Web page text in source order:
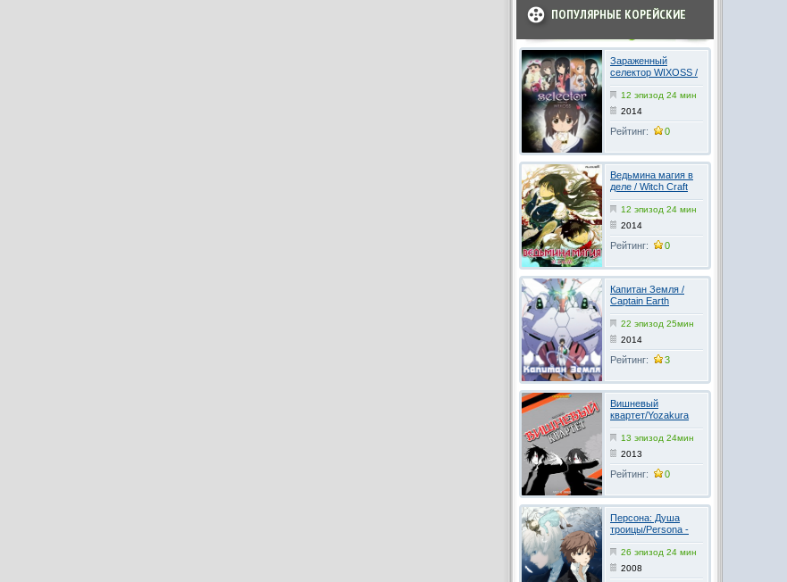
ПОПУЛЯРНЫЕ КОРЕЙСКИЕ
Зараженный
селектор WIXOSS /
Selector Infected
WIXOSS 1-2 сезон
онлайн
12 эпизод 24 мин
2014
Рейтинг: 0
Ведьмина магия в
деле / Witch Craft
Works
12 эпизод 24 мин
2014
Рейтинг: 0
Капитан Земля /
Captain Earth
22 эпизод 25мин
2014
Рейтинг: 3
Вишневый
квартет/Yozakura
karutetto 2 сезон
13 эпизод 24мин
2013
Рейтинг: 0
Персона: Душа
троицы/Persona -
Trinity soul
26 эпизод 24 мин
2008